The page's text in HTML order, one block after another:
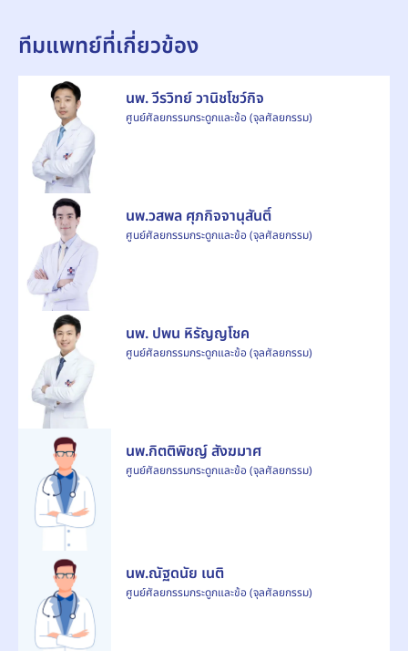
ทีมแพทย์ที่เกี่ยวข้อง
นพ. วีรวิทย์ วานิชโชว์กิจ
ศูนย์ศัลยกรรมกระดูกและข้อ (จุลศัลยกรรม)
นพ.วสพล ศุภกิจจานุสันติ์
ศูนย์ศัลยกรรมกระดูกและข้อ (จุลศัลยกรรม)
นพ. ปพน หิรัญญโชค
ศูนย์ศัลยกรรมกระดูกและข้อ (จุลศัลยกรรม)
นพ.กิตติพิชญ์ สังฆมาศ
ศูนย์ศัลยกรรมกระดูกและข้อ (จุลศัลยกรรม)
นพ.ณัฐดนัย เนติ
ศูนย์ศัลยกรรมกระดูกและข้อ (จุลศัลยกรรม)